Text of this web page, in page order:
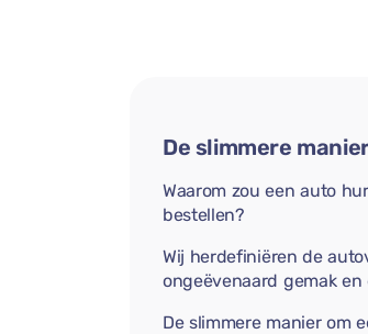
De slimmere
Waarom zou een auto
bestellen?
Wij herdefiniëren de
ongeëvenaard gemak
De slimmere manier om